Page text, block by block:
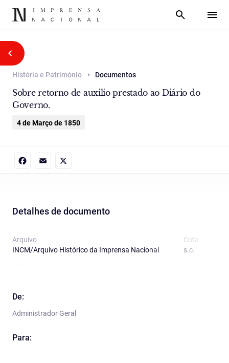
História e Património Documentos
Sobre retorno de auxilio prestado ao Diário do
Governo.
4 de Março de 1850
Detalhes de documento
Arquivo
INCM/Arquivo Histórico da Imprensa Nacional
Cota
s.c.
De:
Administrador Geral
Para: